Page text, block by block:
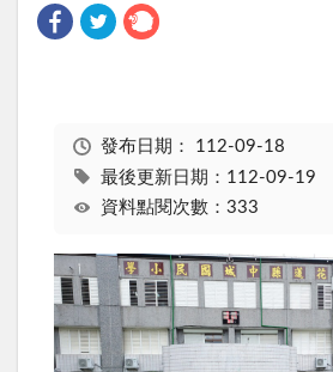
發布日期： 112-09-18
最後更新日期：112-09-19
資料點閱次數：333